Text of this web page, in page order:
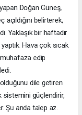
Doğan Güneş,
belirterek,
Yaklaşık bir haftadır
Hava çok sıcak
edip
olduğunu dile getiren
sistemini güçlendirir,
Şu anda talep az.